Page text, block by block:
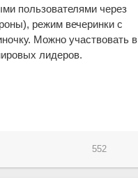
пользователями через
режим вечеринки с
Можно участвовать в
лидеров.
552